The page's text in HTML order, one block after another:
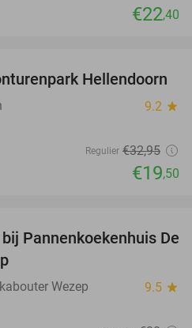
€22,40
41%
Hellendoorn
9.2 star
Regulier €32,95
€19,50
36%
Pannenkoekenhuis De
Wezep 9.5 star